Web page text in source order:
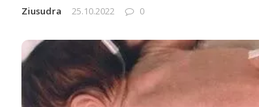
Ziusudra 25.10.2022 0